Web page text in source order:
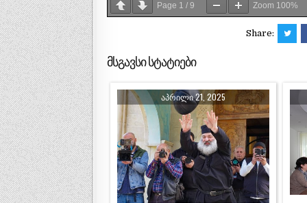
Page 1 /9 Zoom 100%
Share:
მსგავსი სტატიები
ᲐᲞᲠᲘᲚᲘ 21, 2025